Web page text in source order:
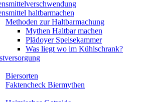
haltbarmachen
Methoden zur Haltbarmachung
Mythen Haltbar machen
Plädoyer Speisekammer
Was liegt wo im Kühlschrank?
Biersorten
Faktencheck Biermythen